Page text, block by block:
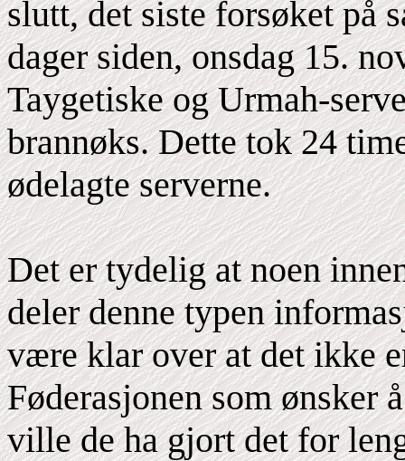
slutt, det siste forsøket på
dager siden, onsdag 15.
Taygetiske og Urmah-
brannøks. Dette tok 24
ødelagte serverne.
Det er tydelig at noen
deler denne typen
være klar over at det ikke
Føderasjonen som ønsker
ville de ha gjort det for